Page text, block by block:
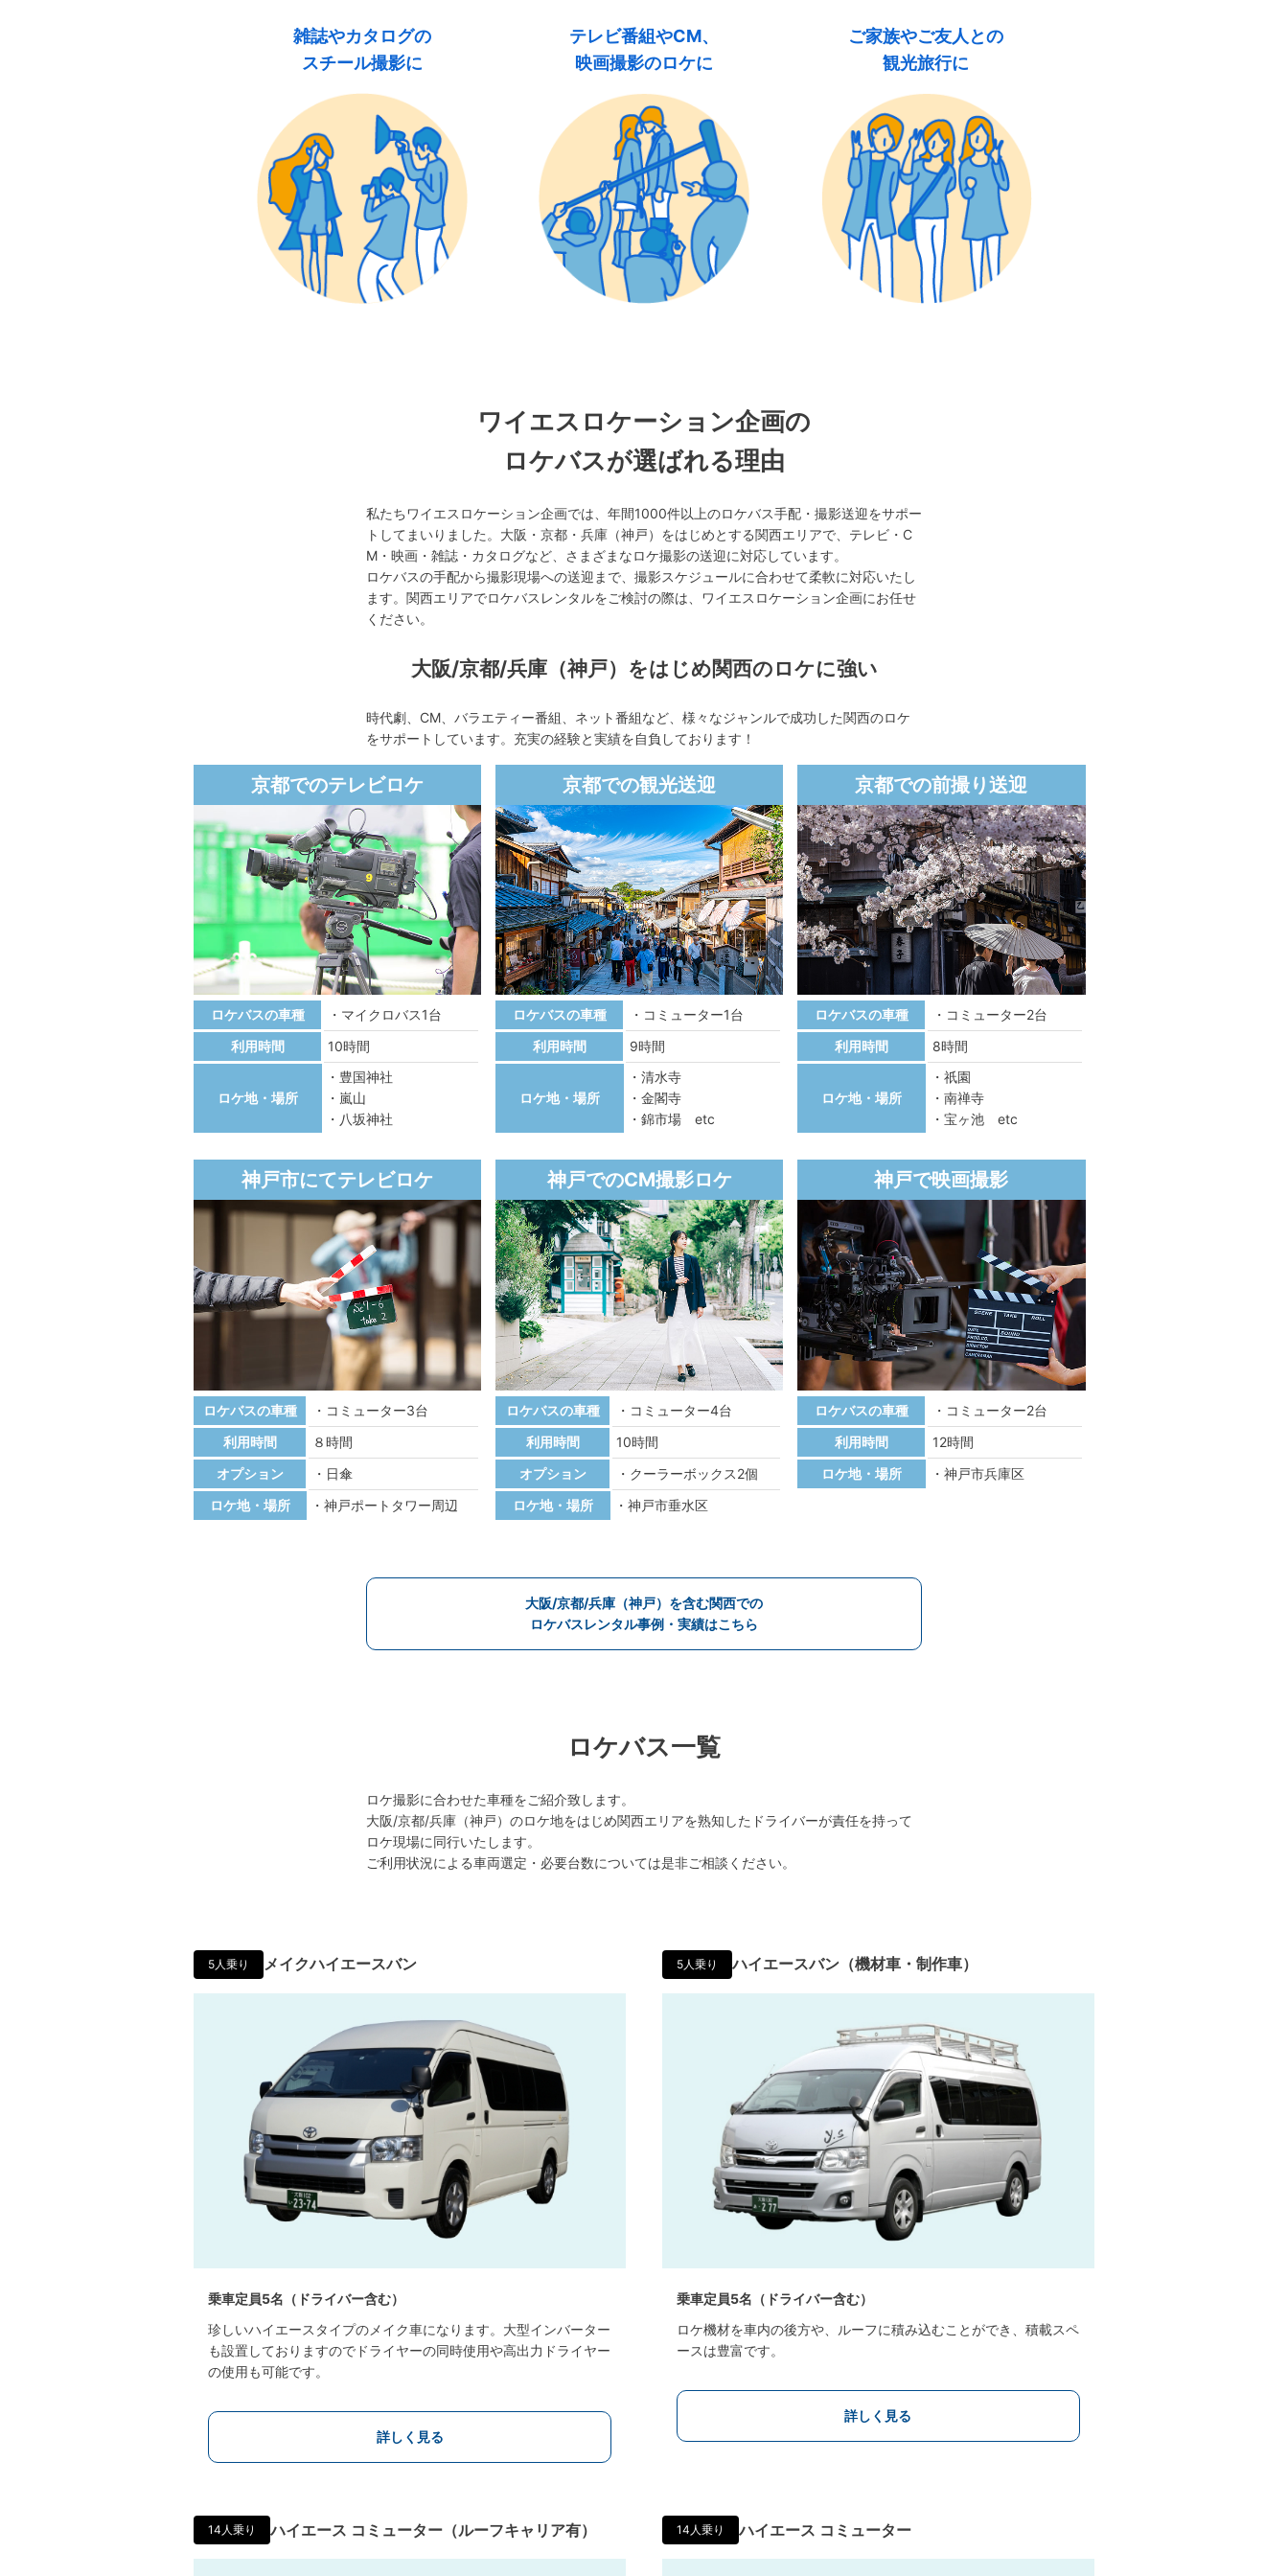
雑誌やカタログの
スチール撮影に
テレビ番組やCM、
映画撮影のロケに
ご家族やご友人との
観光旅行に
ワイエスロケーション企画の
ロケバスが選ばれる理由
私たちワイエスロケーション企画では、年間1000件以上のロケバス手配・撮影送迎をサポー
トしてまいりました。大阪・京都・兵庫（神戸）をはじめとする関西エリアで、テレビ・C
M・映画・雑誌・カタログなど、さまざまなロケ撮影の送迎に対応しています。
ロケバスの手配から撮影現場への送迎まで、撮影スケジュールに合わせて柔軟に対応いたし
ます。関西エリアでロケバスレンタルをご検討の際は、ワイエスロケーション企画にお任せ
ください。
大阪/京都/兵庫（神戸）をはじめ関西のロケに強い
時代劇、CM、バラエティー番組、ネット番組など、様々なジャンルで成功した関西のロケ
をサポートしています。充実の経験と実績を自負しております！
京都でのテレビロケ
ロケバスの車種
マイクロバス1台
利用時間
10時間
ロケ地・場所
豊国神社
嵐山
八坂神社
京都での観光送迎
ロケバスの車種
コミューター1台
利用時間
9時間
ロケ地・場所
清水寺
金閣寺
錦市場 etc
京都での前撮り送迎
ロケバスの車種
コミューター2台
利用時間
8時間
ロケ地・場所
祇園
南禅寺
宝ヶ池 etc
神戸市にてテレビロケ
ロケバスの車種
コミューター3台
利用時間
８時間
オプション
日傘
ロケ地・場所
神戸ポートタワー周辺
神戸でのCM撮影ロケ
ロケバスの車種
コミューター4台
利用時間
10時間
オプション
クーラーボックス2個
ロケ地・場所
神戸市垂水区
神戸で映画撮影
ロケバスの車種
コミューター2台
利用時間
12時間
ロケ地・場所
神戸市兵庫区
大阪/京都/兵庫（神戸）を含む関西での
ロケバスレンタル事例・実績はこちら
ロケバス一覧
ロケ撮影に合わせた車種をご紹介致します。
大阪/京都/兵庫（神戸）のロケ地をはじめ関西エリアを熟知したドライバーが責任を持って
ロケ現場に同行いたします。
ご利用状況による車両選定・必要台数については是非ご相談ください。
5人乗り メイクハイエースバン
乗車定員5名（ドライバー含む）
珍しいハイエースタイプのメイク車になります。大型インバーター
も設置しておりますのでドライヤーの同時使用や高出力ドライヤー
の使用も可能です。
詳しく見る
5人乗り ハイエースバン（機材車・制作車）
乗車定員5名（ドライバー含む）
ロケ機材を車内の後方や、ルーフに積み込むことができ、積載スペ
ースは豊富です。
詳しく見る
14人乗り ハイエース コミューター（ルーフキャリア有） 14人乗り ハイエース コミューター